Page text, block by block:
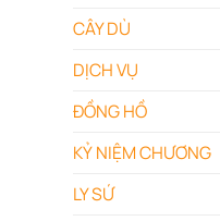
CÂY DÙ
DỊCH VỤ
ĐỒNG HỒ
KỶ NIỆM CHƯƠNG
LY SỨ